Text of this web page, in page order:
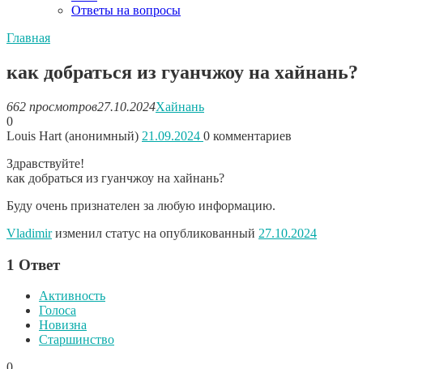
Ответы на вопросы
Главная
как добраться из гуанчжоу на хайнань?
662 просмотров27.10.2024Хайнань
0
Louis Hart (анонимный) 21.09.2024 0 комментариев
Здравствуйте!
как добраться из гуанчжоу на хайнань?
Буду очень признателен за любую информацию.
Vladimirизменил статус на опубликованный 27.10.2024
1 Ответ
Активность
Голоса
Новизна
Старшинство